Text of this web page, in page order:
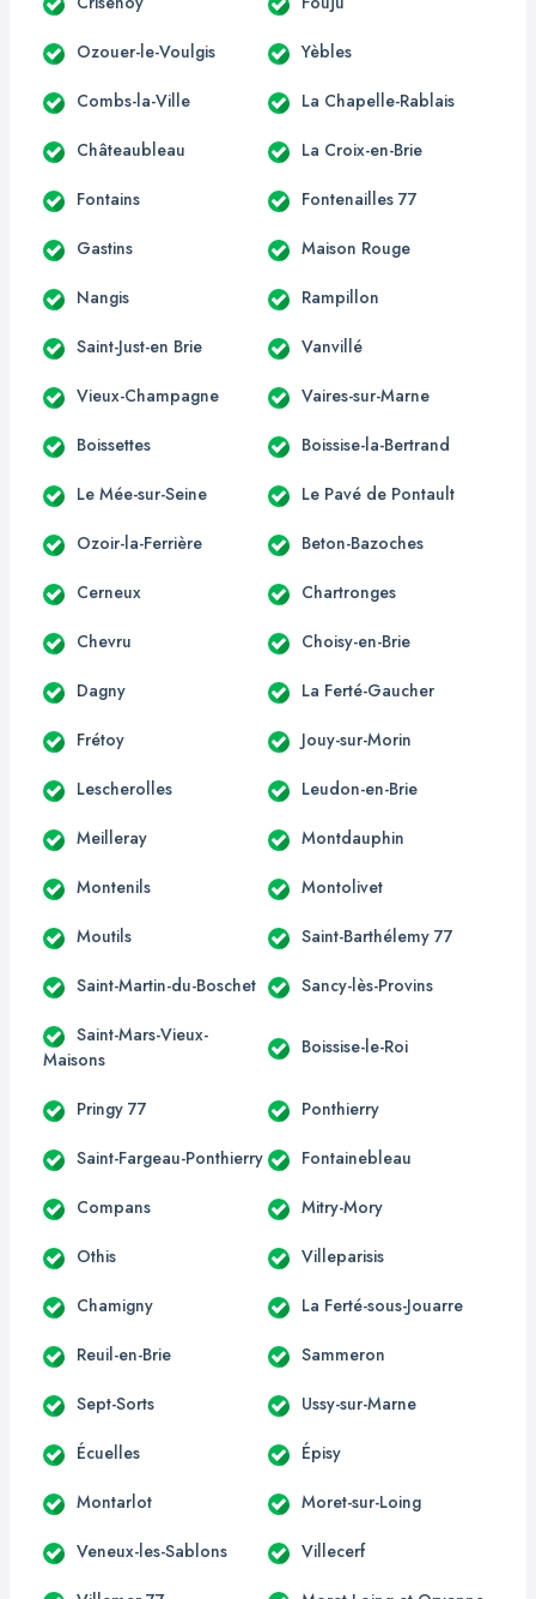
Ozouer-le-Voulgis Yèbles
Combs-la-Ville La Chapelle-Rablais
Châteaubleau La Croix-en-Brie
Fontains Fontenailles 77
Gastins Maison Rouge
Nangis Rampillon
Saint-Just-en Brie Vanvillé
Vieux-Champagne Vaires-sur-Marne
Boissettes Boissise-la-Bertrand
Le Mée-sur-Seine Le Pavé de Pontault
Ozoir-la-Ferrière Beton-Bazoches
Cerneux Chartronges
Chevru Choisy-en-Brie
Dagny La Ferté-Gaucher
Frétoy Jouy-sur-Morin
Lescherolles Leudon-en-Brie
Meilleray Montdauphin
Montenils Montolivet
Moutils Saint-Barthélemy 77
Saint-Martin-du-Boschet Sancy-lès-Provins
Saint-Mars-Vieux-
Maisons
Boissise-le-Roi
Pringy 77 Ponthierry
Saint-Fargeau-Ponthierry Fontainebleau
Compans Mitry-Mory
Othis Villeparisis
Chamigny La Ferté-sous-Jouarre
Reuil-en-Brie Sammeron
Sept-Sorts Ussy-sur-Marne
Écuelles Épisy
Montarlot Moret-sur-Loing
Veneux-les-Sablons Villecerf